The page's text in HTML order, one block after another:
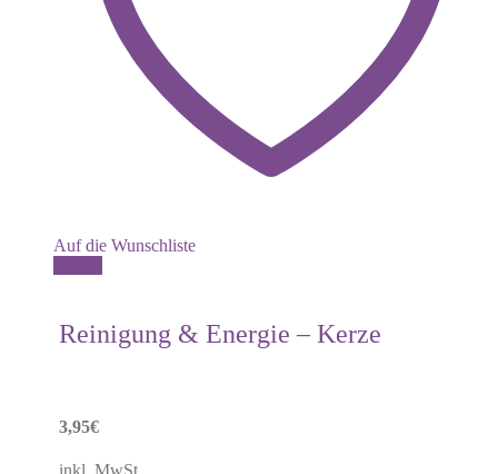
Auf die Wunschliste
mehrere
Varianten
der
Reinigung & Energie – Kerze
3,95€